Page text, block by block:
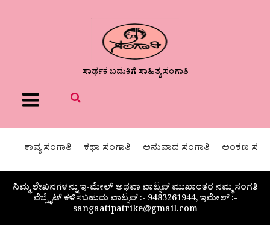
ಸಾರ್ಥಕ ಬದುಕಿಗೆ ಸಾಹಿತ್ಯ ಸಂಗಾತಿ
Menu
ಕಾವ್ಯ ಸಂಗಾತಿ ಕಥಾ ಸಂಗಾತಿ ಅನುವಾದ ಸಂಗಾತಿ ಅಂಕಣ
ನಿಮ್ಮ ಲೇಖನಗಳನ್ನು ಇ-ಮೇಲ್ ಅಥವಾ ವಾಟ್ಸಪ್ ಮುಖಾಂತರ ನಮ್ಮ ಸಂಗತಿ
ವೆಬ್ಸೈಟ್ ಕಳಿಸಬಹುದು ವಾಟ್ಸಪ್‌ :- 9483261944, ಇಮೇಲ್ :-
sangaatipatrike@gmail.com